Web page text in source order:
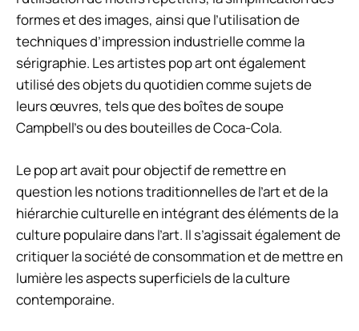
formes et des images, ainsi que l’utilisation de
techniques d’impression industrielle comme la
sérigraphie. Les artistes pop art ont également
utilisé des objets du quotidien comme sujets de
leurs œuvres, tels que des boîtes de soupe
Campbell’s ou des bouteilles de Coca-Cola.
Le pop art avait pour objectif de remettre en
question les notions traditionnelles de l’art et de la
hiérarchie culturelle en intégrant des éléments de la
culture populaire dans l’art. Il s’agissait également de
critiquer la société de consommation et de mettre en
lumière les aspects superficiels de la culture
contemporaine.